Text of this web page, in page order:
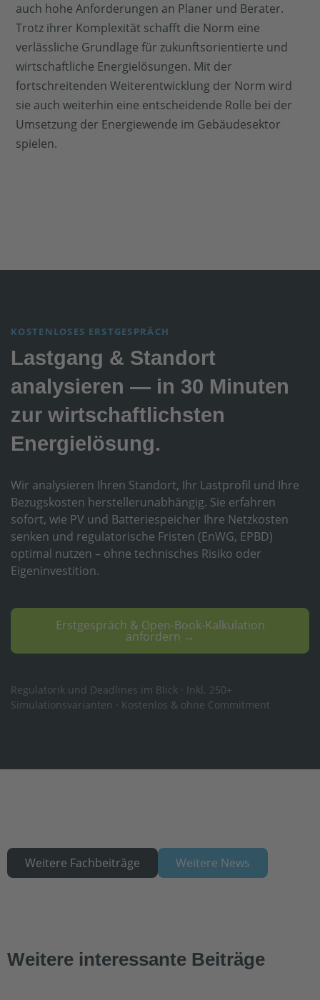
auch hohe Anforderungen an Planer und Berater.
Trotz ihrer Komplexität schafft die Norm eine
verlässliche Grundlage für zukunftsorientierte und
wirtschaftliche Energielösungen. Mit der
fortschreitenden Weiterentwicklung der Norm wird
sie auch weiterhin eine entscheidende Rolle bei der
Umsetzung der Energiewende im Gebäudesektor
spielen.
KOSTENLOSES ERSTGESPRÄCH
Lastgang & Standort
analysieren — in 30 Minuten
zur wirtschaftlichsten
Energielösung.
Wir analysieren Ihren Standort, Ihr Lastprofil und Ihre
Bezugskosten herstellerunabhängig. Sie erfahren
sofort, wie PV und Batteriespeicher Ihre Netzkosten
senken und regulatorische Fristen (EnWG, EPBD)
optimal nutzen – ohne technisches Risiko oder
Eigeninvestition.
Erstgespräch & Open-Book-Kalkulation
anfordern →
Regulatorik und Deadlines im Blick · Inkl. 250+
Simulationsvarianten · Kostenlos & ohne Commitment
Weitere Fachbeiträge Weitere News
Weitere interessante Beiträge